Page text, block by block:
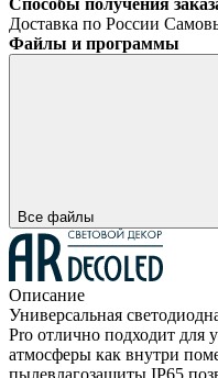
Доставка по России
Файлы и программы
Все файлы
Описание
Универсальная
Pro отлично подходит для
атмосферы как внутри
пылевлагозащиты IP65